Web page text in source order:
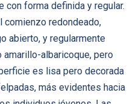
con forma definida y regular.
comienzo redondeado,
abierto, y regularmente
albaricoque, pero
es lisa pero decorada
más evidentes hacia